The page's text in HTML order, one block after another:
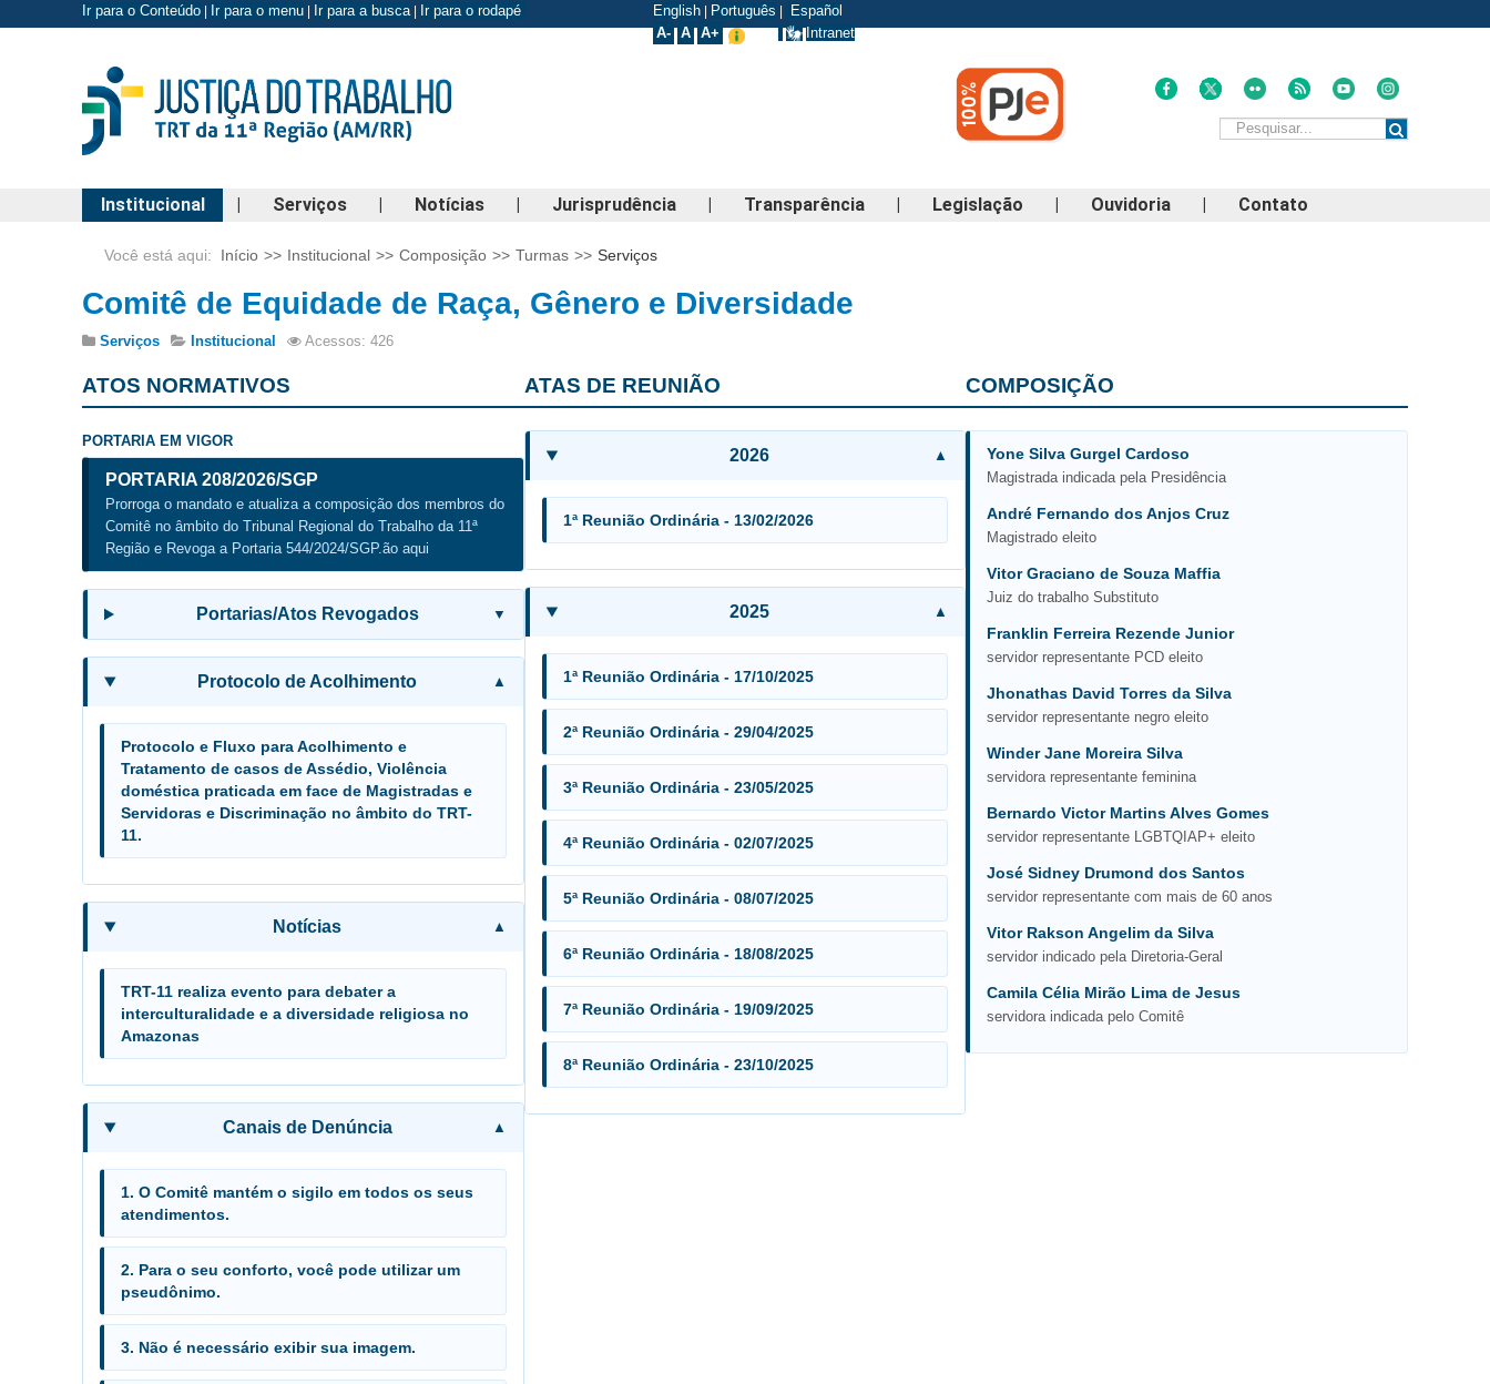
Ir para o Conteúdo Ir para o menu Ir para a busca| Ir para o rodapé English Português
Español
A- A A+ Intranet
Institucional | Serviços | Notícias | Jurisprudência | Transparência | Legislação | Ouvidoria | Contato
Você está aqui: Início >> Institucional >> Composição >> Turmas >> Serviços
Comitê de Equidade de Raça, Gênero e Diversidade
Serviços Institucional Acessos: 426
ATOS NORMATIVOS
PORTARIA EM VIGOR
PORTARIA 208/2026/SGP
Prorroga o mandato e atualiza a composição dos membros do
Comitê no âmbito do Tribunal Regional do Trabalho da 11ª
Região e Revoga a Portaria 544/2024/SGP.ão aqui
Portarias/Atos Revogados
Protocolo de Acolhimento
Protocolo e Fluxo para Acolhimento e
Tratamento de casos de Assédio, Violência
doméstica praticada em face de Magistradas e
Servidoras e Discriminação no âmbito do TRT-
11.
Notícias
TRT-11 realiza evento para debater a
interculturalidade e a diversidade religiosa no
Amazonas
Canais de Denúncia
1. O Comitê mantém o sigilo em todos os seus
atendimentos.
2. Para o seu conforto, você pode utilizar um
pseudônimo.
3. Não é necessário exibir sua imagem.
ATAS DE REUNIÃO
2026
1ª Reunião Ordinária - 13/02/2026
2025
1ª Reunião Ordinária - 17/10/2025
2ª Reunião Ordinária - 29/04/2025
3ª Reunião Ordinária - 23/05/2025
4ª Reunião Ordinária - 02/07/2025
5ª Reunião Ordinária - 08/07/2025
6ª Reunião Ordinária - 18/08/2025
7ª Reunião Ordinária - 19/09/2025
8ª Reunião Ordinária - 23/10/2025
COMPOSIÇÃO
Yone Silva Gurgel Cardoso
Magistrada indicada pela Presidência
André Fernando dos Anjos Cruz
Magistrado eleito
Vitor Graciano de Souza Maffia
Juiz do trabalho Substituto
Franklin Ferreira Rezende Junior
servidor representante PCD eleito
Jhonathas David Torres da Silva
servidor representante negro eleito
Winder Jane Moreira Silva
servidora representante feminina
Bernardo Victor Martins Alves Gomes
servidor representante LGBTQIAP+ eleito
José Sidney Drumond dos Santos
servidor representante com mais de 60 anos
Vitor Rakson Angelim da Silva
servidor indicado pela Diretoria-Geral
Camila Célia Mirão Lima de Jesus
servidora indicada pelo Comitê